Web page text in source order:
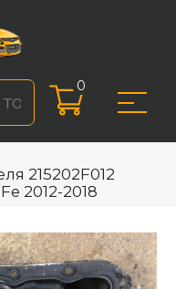
0
215202F012
2012-2018